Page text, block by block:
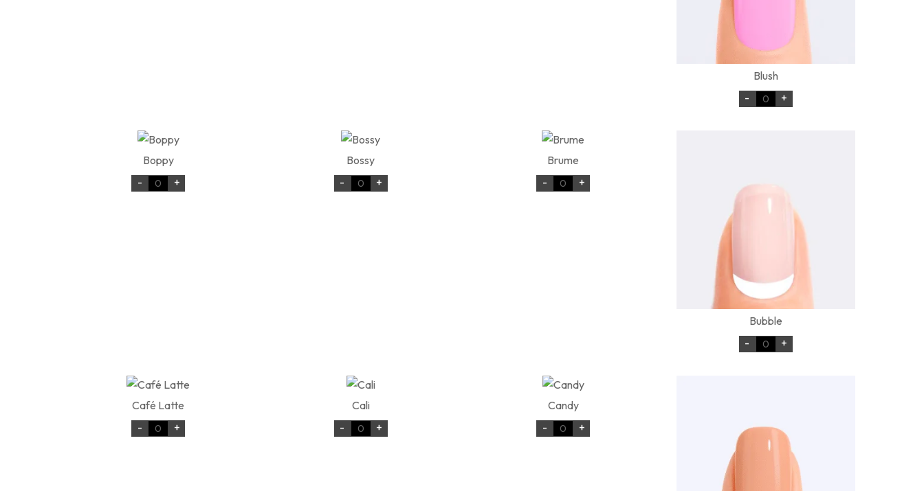
Blush
-
+
Boppy
-
+
Bossy
-
+
Brume
-
+
Bubble
-
+
Café Latte
-
+
Cali
-
+
Candy
-
+